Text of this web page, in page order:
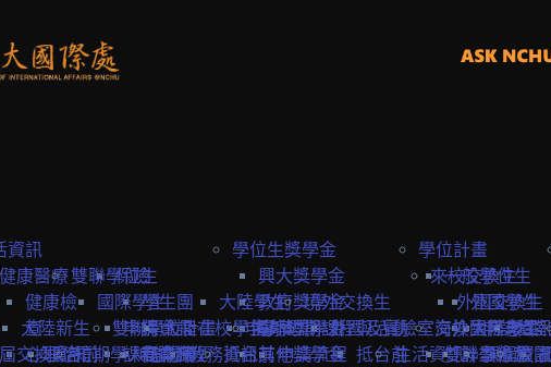
資訊
健康醫療
健康檢
查
心理諮
保險
學生團
保
商業保
學位生獎學金
興大獎學金
政府獎學金
專案獎學金
其他獎學金
學位計畫
一般學位生
外國學生
大陸學生
雙聯學位生
雙聯學位生
國際學生
申請資訊
課程資訊
大陸學生
申請資訊
來校交換生
外國交換生
申請資訊
課程資訊
大陸新生
抵台前
大陸在校學生
教務資訊
境外交換生
外國及實驗室交換生
抵台前
大
交換資訊
雙聯學位計畫
申請流程
海外短期課程與活動
申請流程
海外國際志工
計畫緣起
短期學人訪問卡
抵台前
生活資訊
校